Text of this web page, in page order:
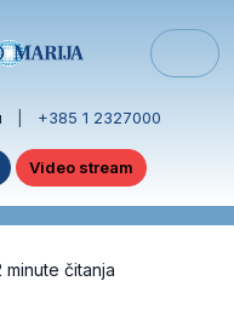
+385 1 2327000
Video stream
minute čitanja